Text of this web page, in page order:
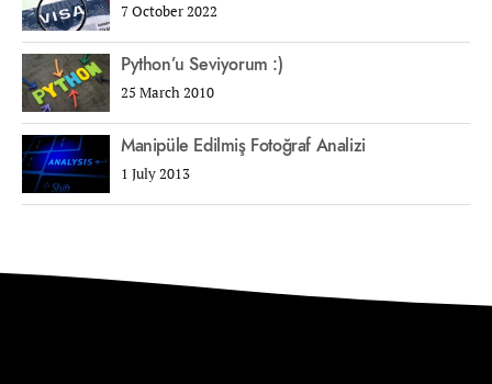
7 October 2022
Python’u Seviyorum :)
25 March 2010
Manipüle Edilmiş Fotoğraf Analizi
1 July 2013